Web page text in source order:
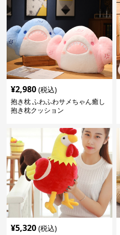
¥2,980 (税込)
抱き枕 ふわふわサメちゃん癒し
抱き枕クッション
¥5,320 (税込)